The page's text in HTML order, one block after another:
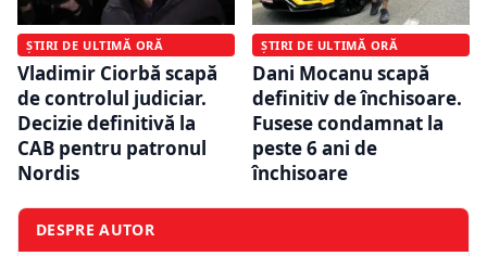
ȘTIRI DE ULTIMĂ ORĂ
Vladimir Ciorbă scapă
de controlul judiciar.
Decizie definitivă la
CAB pentru patronul
Nordis
ȘTIRI DE ULTIMĂ ORĂ
Dani Mocanu scapă
definitiv de închisoare.
Fusese condamnat la
peste 6 ani de
închisoare
DESPRE AUTOR